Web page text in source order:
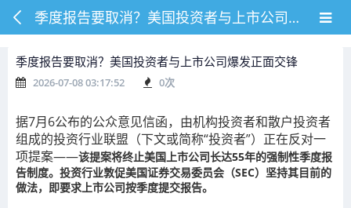
季度报告要取消？美国投资者与上市公司爆发正面交锋
季度报告要取消？美国投资者与上市公司爆发正面交锋
2026-07-08 03:17:52 0次
据7月6公布的公众意见信函，由机构投资者和散户投资者
组成的投资行业联盟（下文或简称“投资者”）正在反对一
项提案——该提案将终止美国上市公司长达55年的强制性季度报
告制度。投资行业敦促美国证券交易委员会（SEC）坚持其目前的
做法，即要求上市公司按季度提交报告。